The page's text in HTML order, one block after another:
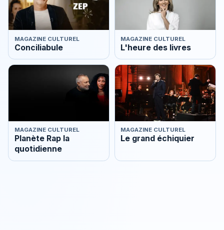
MAGAZINE CULTUREL
Conciliabule
MAGAZINE CULTUREL
L'heure des livres
MAGAZINE CULTUREL
Planète Rap la
quotidienne
MAGAZINE CULTUREL
Le grand échiquier